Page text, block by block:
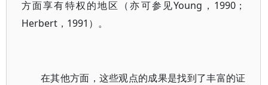
方面享有特权的地区（亦可参见Young，1990；
Herbert，1991）。
在其他方面，这些观点的成果是找到了丰富的证